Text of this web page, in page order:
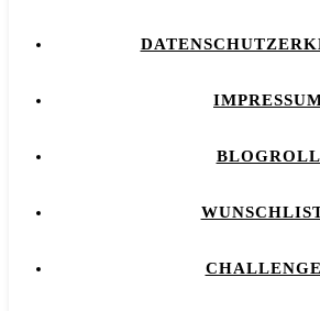
BLOGROLL